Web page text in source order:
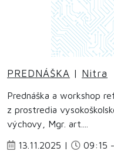
PREDNÁŠKA | Nitra
Prednáška a workshop
z prostredia
výchovy, Mgr. art....
13.11.2025 |
09:15